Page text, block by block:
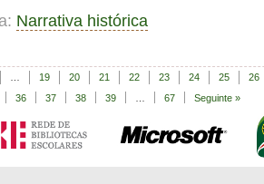
Narrativa histórica
19 20 21 22 23 24 25
26
36 37 38 39 67 Seguinte »